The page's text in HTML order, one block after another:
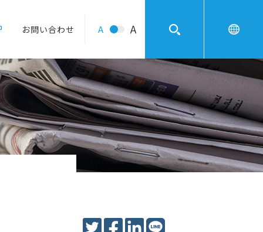
お問い合わせ A A